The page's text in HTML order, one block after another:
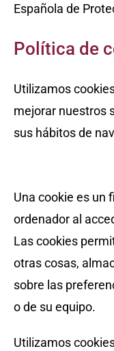
Española de
Política de
Utilizamos
mejorar nuestros
sus hábitos de
Una cookie es un
ordenador al
Las cookies
otras cosas,
sobre las
o de su equipo.
Utilizamos